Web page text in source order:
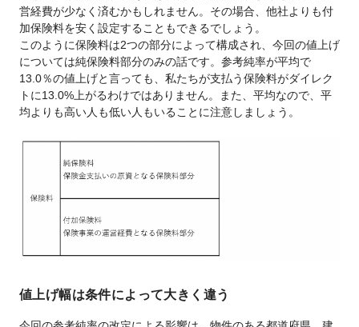
営経費が少なく済むかもしれません。その場合、他社よりも付
加保険料を安く設定することもできるでしょう。
このように保険料は2つの部分によって構成され、今回の値上げ
については純保険料部分のみの話です。参考純率が平均で
13.0％の値上げと言っても、私たちが支払う保険料がダイレク
トに13.0%上がるわけではありません。また、平均なので、平
均よりも高い人も低い人もいることに注意しましょう。
値上げ幅は条件によって大きく違う